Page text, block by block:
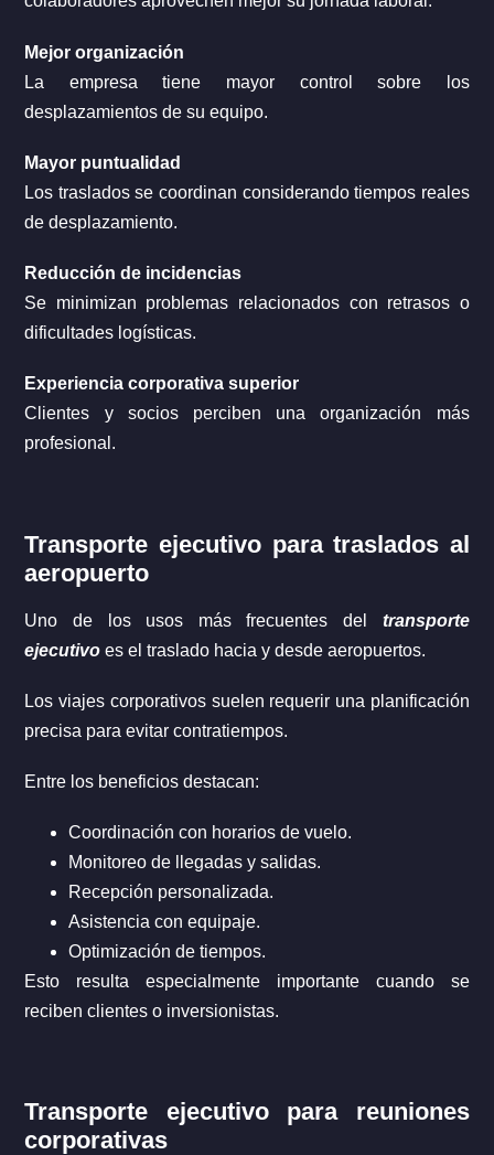
Mejor organización
La empresa tiene mayor control sobre los
desplazamientos de su equipo.
Mayor puntualidad
Los traslados se coordinan considerando tiempos reales
de desplazamiento.
Reducción de incidencias
Se minimizan problemas relacionados con retrasos o
dificultades logísticas.
Experiencia corporativa superior
Clientes y socios perciben una organización más
profesional.
Transporte ejecutivo para traslados al
aeropuerto
Uno de los usos más frecuentes del transporte
ejecutivo es el traslado hacia y desde aeropuertos.
Los viajes corporativos suelen requerir una planificación
precisa para evitar contratiempos.
Entre los beneficios destacan:
Coordinación con horarios de vuelo.
Monitoreo de llegadas y salidas.
Recepción personalizada.
Asistencia con equipaje.
Optimización de tiempos.
Esto resulta especialmente importante cuando se
reciben clientes o inversionistas.
Transporte ejecutivo para reuniones
corporativas